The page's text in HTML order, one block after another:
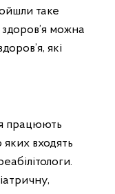
таке
можна
які
працюють
входять